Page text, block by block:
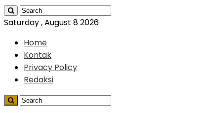
Saturday , August 8 2026
Home
Kontak
Privacy Policy
Redaksi